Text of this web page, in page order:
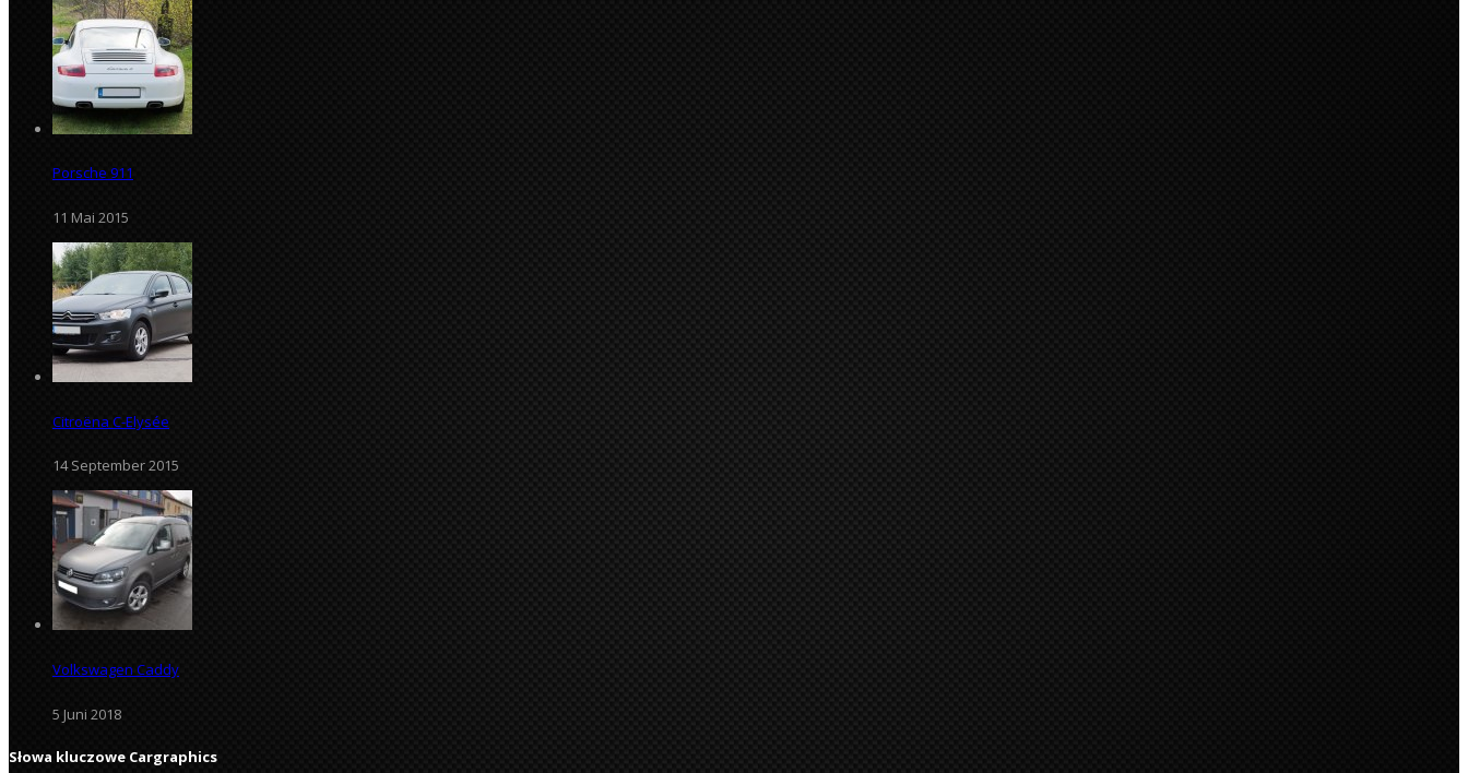
Porsche 911
11 Mai 2015
Citroëna C-Elysée
14 September 2015
Volkswagen Caddy
5 Juni 2018
Słowa kluczowe Cargraphics